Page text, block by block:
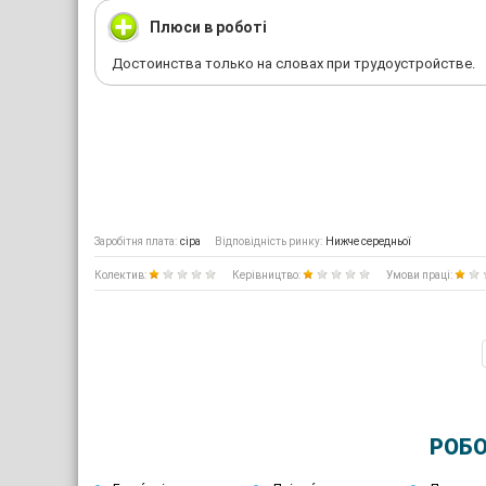
Плюси в роботі
Достоинства только на словах при трудоустройстве.
Заробітня плата: сіра Відповідність ринку: Нижче середньої
Колектив: Керівництво: Умови праці: